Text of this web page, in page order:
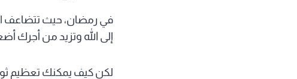
في رمضان، حيث تتضاعف
إلى الله وتزيد من أجرك
لكن كيف يمكنك تعظيم